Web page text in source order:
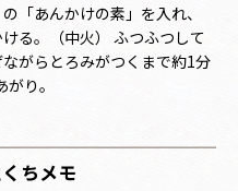
「あんかけの素」を入れ、
る。（中火） ふつふつして
がらとろみがつくまで約1分
り。
ちメモ